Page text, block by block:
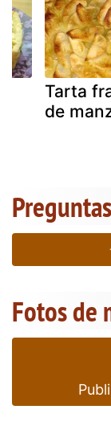
Tarta
de
Preguntas
Fotos de